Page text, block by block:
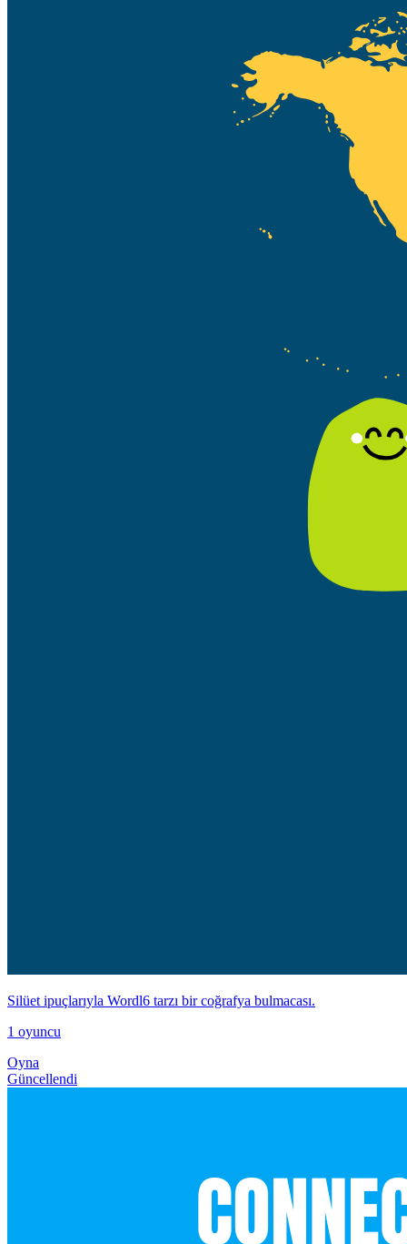
Silüet ipuçlarıyla Wordl6 tarzı bir coğrafya bulmacası.
1 oyuncu
Oyna
Güncellendi